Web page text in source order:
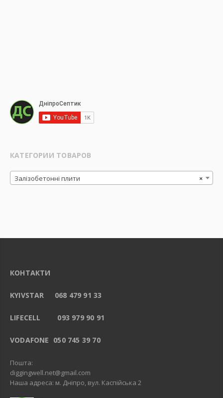
КАТЕГОРИИ ТОВАРОВ
×
Залізобетонні плити
КОНТАКТИ
KYIVSTAR 068 479 91 33
LIFECELL 093 979 90 91
VODAFONE 050 745 39 70
Пошта:
diggingwell.net@gmail.com
Наша адреса: м. Дніпро, вул. Каспійська 2